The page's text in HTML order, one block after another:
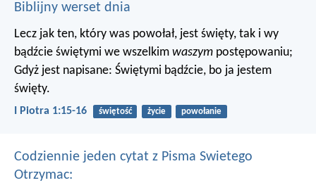
Biblijny werset dnia
Lecz jak ten, który was powołał, jest święty, tak i wy
bądźcie świętymi we wszelkim waszym postępowaniu;
Gdyż jest napisane: Świętymi bądźcie, bo ja jestem
święty.
I Piotra 1:15-16 świętość życie powołanie
Codziennie jeden cytat z Pisma Swietego
Otrzymac: